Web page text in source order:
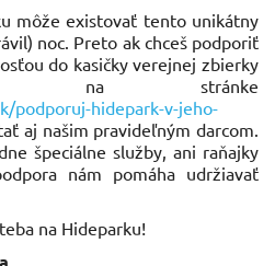
môže existovať tento unikátny
noc. Preto ak chceš podporiť
do kasičky verejnej zbierky
na stránke
podporuj-hidepark-v-jeho-
aj našim pravideľným darcom.
špeciálne služby, ani raňajky
nám pomáha udržiavať
na Hideparku!